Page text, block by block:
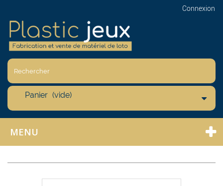
Connexion
Panier (vide)
MENU